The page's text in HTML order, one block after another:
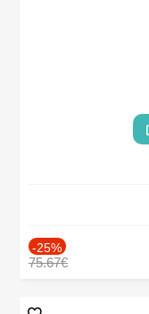
-25%
75.67€